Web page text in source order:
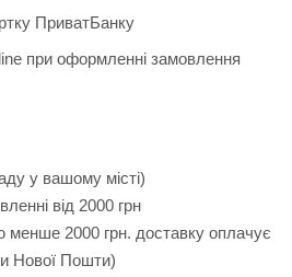
ПриватБанку
при оформленні замовлення
у вашому місті)
від 2000 грн
менше 2000 грн. доставку оплачує
Нової Пошти)